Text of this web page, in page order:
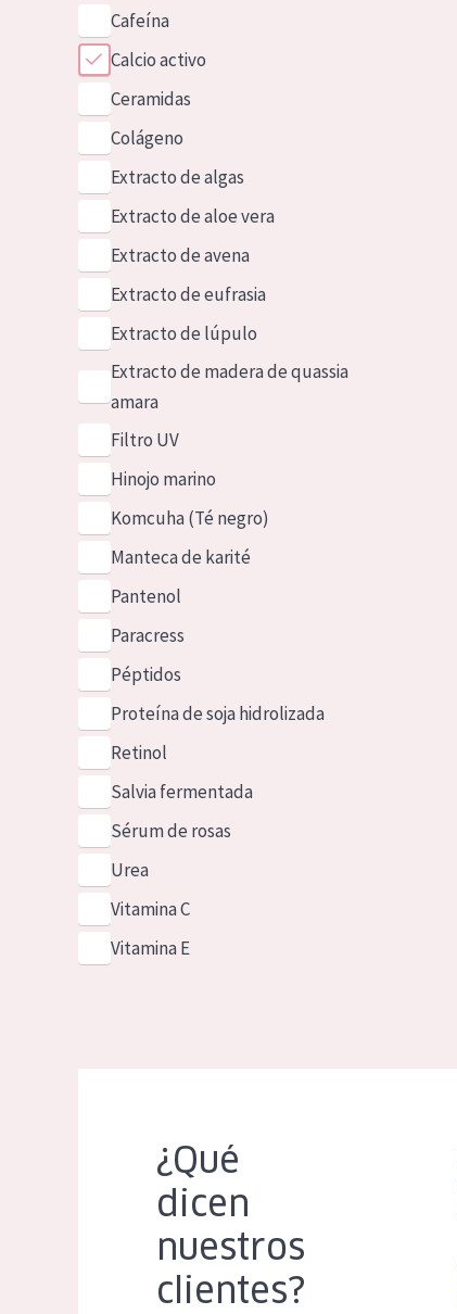
Cafeína
Calcio activo
Ceramidas
Colágeno
Extracto de algas
Extracto de aloe vera
Extracto de avena
Extracto de eufrasia
Extracto de lúpulo
Extracto de madera de quassia
amara
Filtro UV
Hinojo marino
Komcuha (Té negro)
Manteca de karité
Pantenol
Paracress
Péptidos
Proteína de soja hidrolizada
Retinol
Salvia fermentada
Sérum de rosas
Urea
Vitamina C
Vitamina E
¿Qué
dicen
nuestros
clientes?